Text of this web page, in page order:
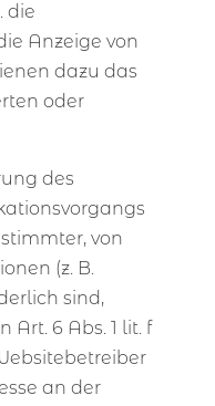
die
Anzeige von
dazu das
oder
des
von
(z. B.
sind,
Art. 6 Abs. 1 lit. f
an der